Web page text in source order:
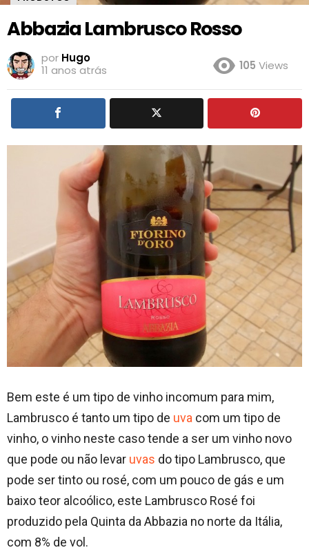
Abbazia Lambrusco Rosso
por Hugo
11 anos atrás
105 Views
Bem este é um tipo de vinho incomum para mim,
Lambrusco é tanto um tipo de uva com um tipo de
vinho, o vinho neste caso tende a ser um vinho novo
que pode ou não levar uvas do tipo Lambrusco, que
pode ser tinto ou rosé, com um pouco de gás e um
baixo teor alcoólico, este Lambrusco Rosé foi
produzido pela Quinta da Abbazia no norte da Itália,
com 8% de vol.